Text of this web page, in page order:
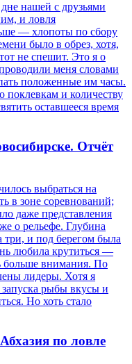
нашей с друзьями
и ловля
— хлопоты по сбору
было в обрез, хотя,
не спешит. Это я о
меня словами
положенные им часы.
поклевкам и количеству
оставшееся время
Отчёт
выбраться на
в зоне соревнований;
даже представления
о рельефе. Глубина
три, и под берегом была
любила крутиться —
больше внимания. По
лидеры. Хотя я
рыбы вкусы и
Но хоть стало
по ловле